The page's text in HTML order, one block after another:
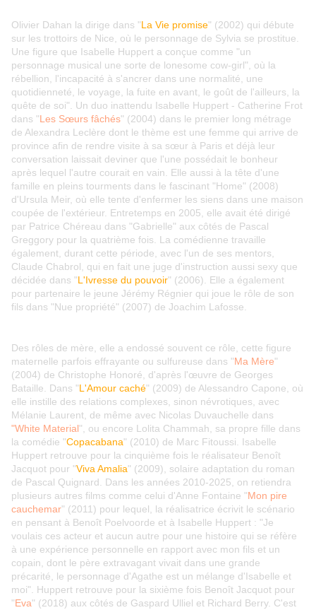
Olivier Dahan la dirige dans "La Vie promise" (2002) qui débute
sur les trottoirs de Nice, où le personnage de Sylvia se prostitue.
Une figure que Isabelle Huppert a conçue comme "un
personnage musical une sorte de lonesome cow-girl", où la
rébellion, l'incapacité à s'ancrer dans une normalité, une
quotidienneté, le voyage, la fuite en avant, le goût de l'ailleurs, la
quête de soi". Un duo inattendu Isabelle Huppert - Catherine Frot
dans "Les Sœurs fâchés" (2004) dans le premier long métrage
de Alexandra Leclère dont le thème est une femme qui arrive de
province afin de rendre visite à sa sœur à Paris et déjà leur
conversation laissait deviner que l'une possédait le bonheur
après lequel l'autre courait en vain. Elle aussi à la tête d'une
famille en pleins tourments dans le fascinant "Home" (2008)
d'Ursula Meir, où elle tente d'enfermer les siens dans une maison
coupée de l'extérieur. Entretemps en 2005, elle avait été dirigé
par Patrice Chéreau dans "Gabrielle" aux côtés de Pascal
Greggory pour la quatrième fois. La comédienne travaille
également, durant cette période, avec l'un de ses mentors,
Claude Chabrol, qui en fait une juge d'instruction aussi sexy que
décidée dans "L'Ivresse du pouvoir" (2006). Elle a également
pour partenaire le jeune Jérémy Régnier qui joue le rôle de son
fils dans "Nue propriété" (2007) de Joachim Lafosse.
Des rôles de mère, elle a endossé souvent ce rôle, cette figure
maternelle parfois effrayante ou sulfureuse dans "Ma Mère"
(2004) de Christophe Honoré, d'après l'œuvre de Georges
Bataille. Dans "L'Amour caché" (2009) de Alessandro Capone, où
elle instille des relations complexes, sinon névrotiques, avec
Mélanie Laurent, de même avec Nicolas Duvauchelle dans
"White Material", ou encore Lolita Chammah, sa propre fille dans
la comédie "Copacabana" (2010) de Marc Fitoussi. Isabelle
Huppert retrouve pour la cinquième fois le réalisateur Benoît
Jacquot pour "Viva Amalia" (2009), solaire adaptation du roman
de Pascal Quignard. Dans les années 2010-2025, on retiendra
plusieurs autres films comme celui d'Anne Fontaine "Mon pire
cauchemar" (2011) pour lequel, la réalisatrice écrivit le scénario
en pensant à Benoît Poelvoorde et à Isabelle Huppert : "Je
voulais ces acteur et aucun autre pour une histoire qui se réfère
à une expérience personnelle en rapport avec mon fils et un
copain, dont le père extravagant vivait dans une grande
précarité, le personnage d'Agathe est un mélange d'Isabelle et
moi". Huppert retrouve pour la sixième fois Benoît Jacquot pour
"Eva" (2018) aux côtés de Gaspard Ulliel et Richard Berry. C'est